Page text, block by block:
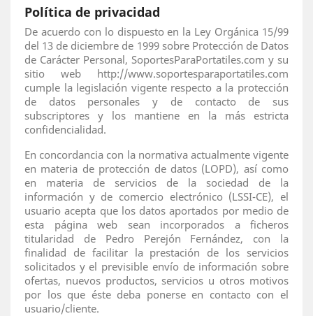
Política de privacidad
De acuerdo con lo dispuesto en la Ley Orgánica 15/99
del 13 de diciembre de 1999 sobre Protección de Datos
de Carácter Personal, SoportesParaPortatiles.com y su
sitio web http://www.soportesparaportatiles.com
cumple la legislación vigente respecto a la protección
de datos personales y de contacto de sus
subscriptores y los mantiene en la más estricta
confidencialidad.
En concordancia con la normativa actualmente vigente
en materia de protección de datos (LOPD), así como
en materia de servicios de la sociedad de la
información y de comercio electrónico (LSSI-CE), el
usuario acepta que los datos aportados por medio de
esta página web sean incorporados a ficheros
titularidad de Pedro Perejón Fernández, con la
finalidad de facilitar la prestación de los servicios
solicitados y el previsible envío de información sobre
ofertas, nuevos productos, servicios u otros motivos
por los que éste deba ponerse en contacto con el
usuario/cliente.